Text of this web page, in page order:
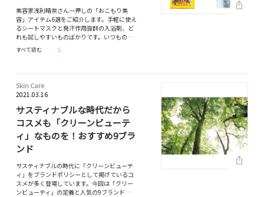
美容家浅利晴奈さん一押しの「おこもり美
容」アイテム6選をご紹介します。手軽に使え
るシートマスクと発汗作用抜群の入浴剤、ど
れも試しやすいものばかりです。いつもの…
すべて読む
Skin Care
2021.03.16
サスティナブルな時代だから
コスメも「クリーンビューテ
ィ」なものを！おすすめ9ブラ
ンド
サスティナブルの時代に「クリーンビューテ
ィ」をブランドポリシーとして掲げているコ
スメが多く登場しています。今回は「クリー
ンビューティ」の定義と人気の9ブランド…